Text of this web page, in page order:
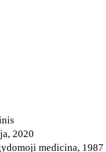
2020
medicina, 1987